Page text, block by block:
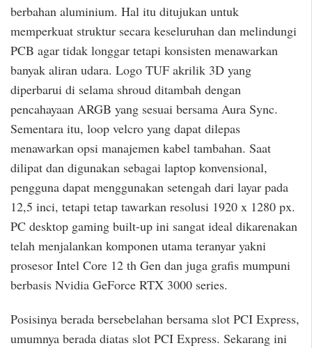
berbahan aluminium. Hal itu ditujukan untuk
memperkuat struktur secara keseluruhan dan melindungi
PCB agar tidak longgar tetapi konsisten menawarkan
banyak aliran udara. Logo TUF akrilik 3D yang
diperbarui di selama shroud ditambah dengan
pencahayaan ARGB yang sesuai bersama Aura Sync.
Sementara itu, loop velcro yang dapat dilepas
menawarkan opsi manajemen kabel tambahan. Saat
dilipat dan digunakan sebagai laptop konvensional,
pengguna dapat menggunakan setengah dari layar pada
12,5 inci, tetapi tetap tawarkan resolusi 1920 x 1280 px.
PC desktop gaming built-up ini sangat ideal dikarenakan
telah menjalankan komponen utama teranyar yakni
prosesor Intel Core 12 th Gen dan juga grafis mumpuni
berbasis Nvidia GeForce RTX 3000 series.
Posisinya berada bersebelahan bersama slot PCI Express,
umumnya berada diatas slot PCI Express. Sekarang ini